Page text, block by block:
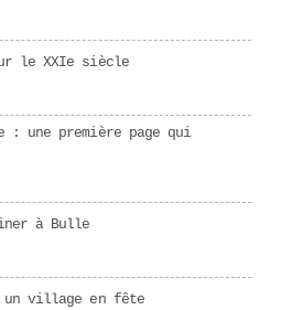
le XXIe siècle
: une première page qui
à Bulle
un village en fête